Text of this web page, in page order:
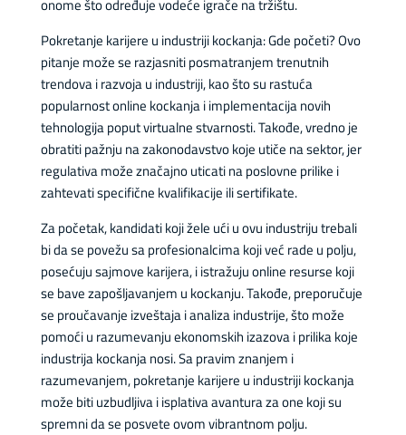
onome što određuje vodeće igrače na tržištu.
Pokretanje karijere u industriji kockanja: Gde početi? Ovo
pitanje može se razjasniti posmatranjem trenutnih
trendova i razvoja u industriji, kao što su rastuća
popularnost online kockanja i implementacija novih
tehnologija poput virtualne stvarnosti. Takođe, vredno je
obratiti pažnju na zakonodavstvo koje utiče na sektor, jer
regulativa može značajno uticati na poslovne prilike i
zahtevati specifične kvalifikacije ili sertifikate.
Za početak, kandidati koji žele ući u ovu industriju trebali
bi da se povežu sa profesionalcima koji već rade u polju,
posećuju sajmove karijera, i istražuju online resurse koji
se bave zapošljavanjem u kockanju. Takođe, preporučuje
se proučavanje izveštaja i analiza industrije, što može
pomoći u razumevanju ekonomskih izazova i prilika koje
industrija kockanja nosi. Sa pravim znanjem i
razumevanjem, pokretanje karijere u industriji kockanja
može biti uzbudljiva i isplativa avantura za one koji su
spremni da se posvete ovom vibrantnom polju.